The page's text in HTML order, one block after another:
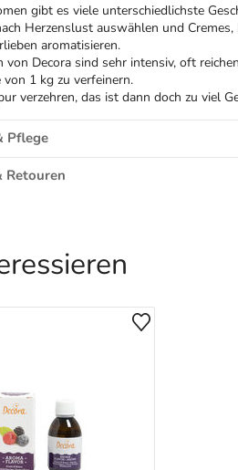
gibt es viele unterschiedlichste
Herzenslust auswählen und Cremes,
aromatisieren.
von Decora sind sehr intensiv, oft
von 1 kg zu verfeinern.
verzehren, das ist dann doch zu viel
Pflege
Retouren